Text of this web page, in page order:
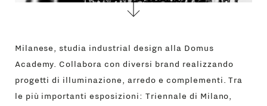
Milanese, studia industrial design alla Domus
Academy. Collabora con diversi brand realizzando
progetti di illuminazione, arredo e complementi. Tra
le più importanti esposizioni: Triennale di Milano,